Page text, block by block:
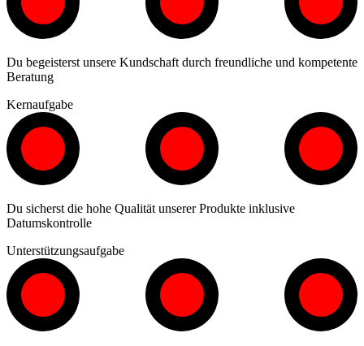
Du begeisterst unsere Kundschaft durch freundliche und kompetente
Beratung
Kernaufgabe
Du sicherst die hohe Qualität unserer Produkte inklusive
Datumskontrolle
Unterstützungsaufgabe